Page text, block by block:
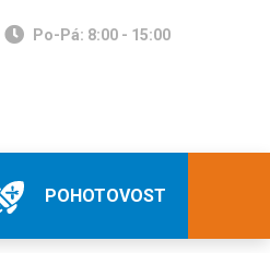
Po-Pá: 8:00 - 15:00
POHOTOVOST